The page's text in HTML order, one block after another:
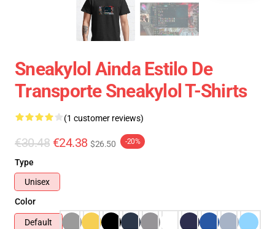
Sneakylol Ainda Estilo De
Transporte Sneakylol T-Shirts
(1 customer reviews)
€30.48 €24.38 $26.50 -20%
Type
Unisex
Color
Default